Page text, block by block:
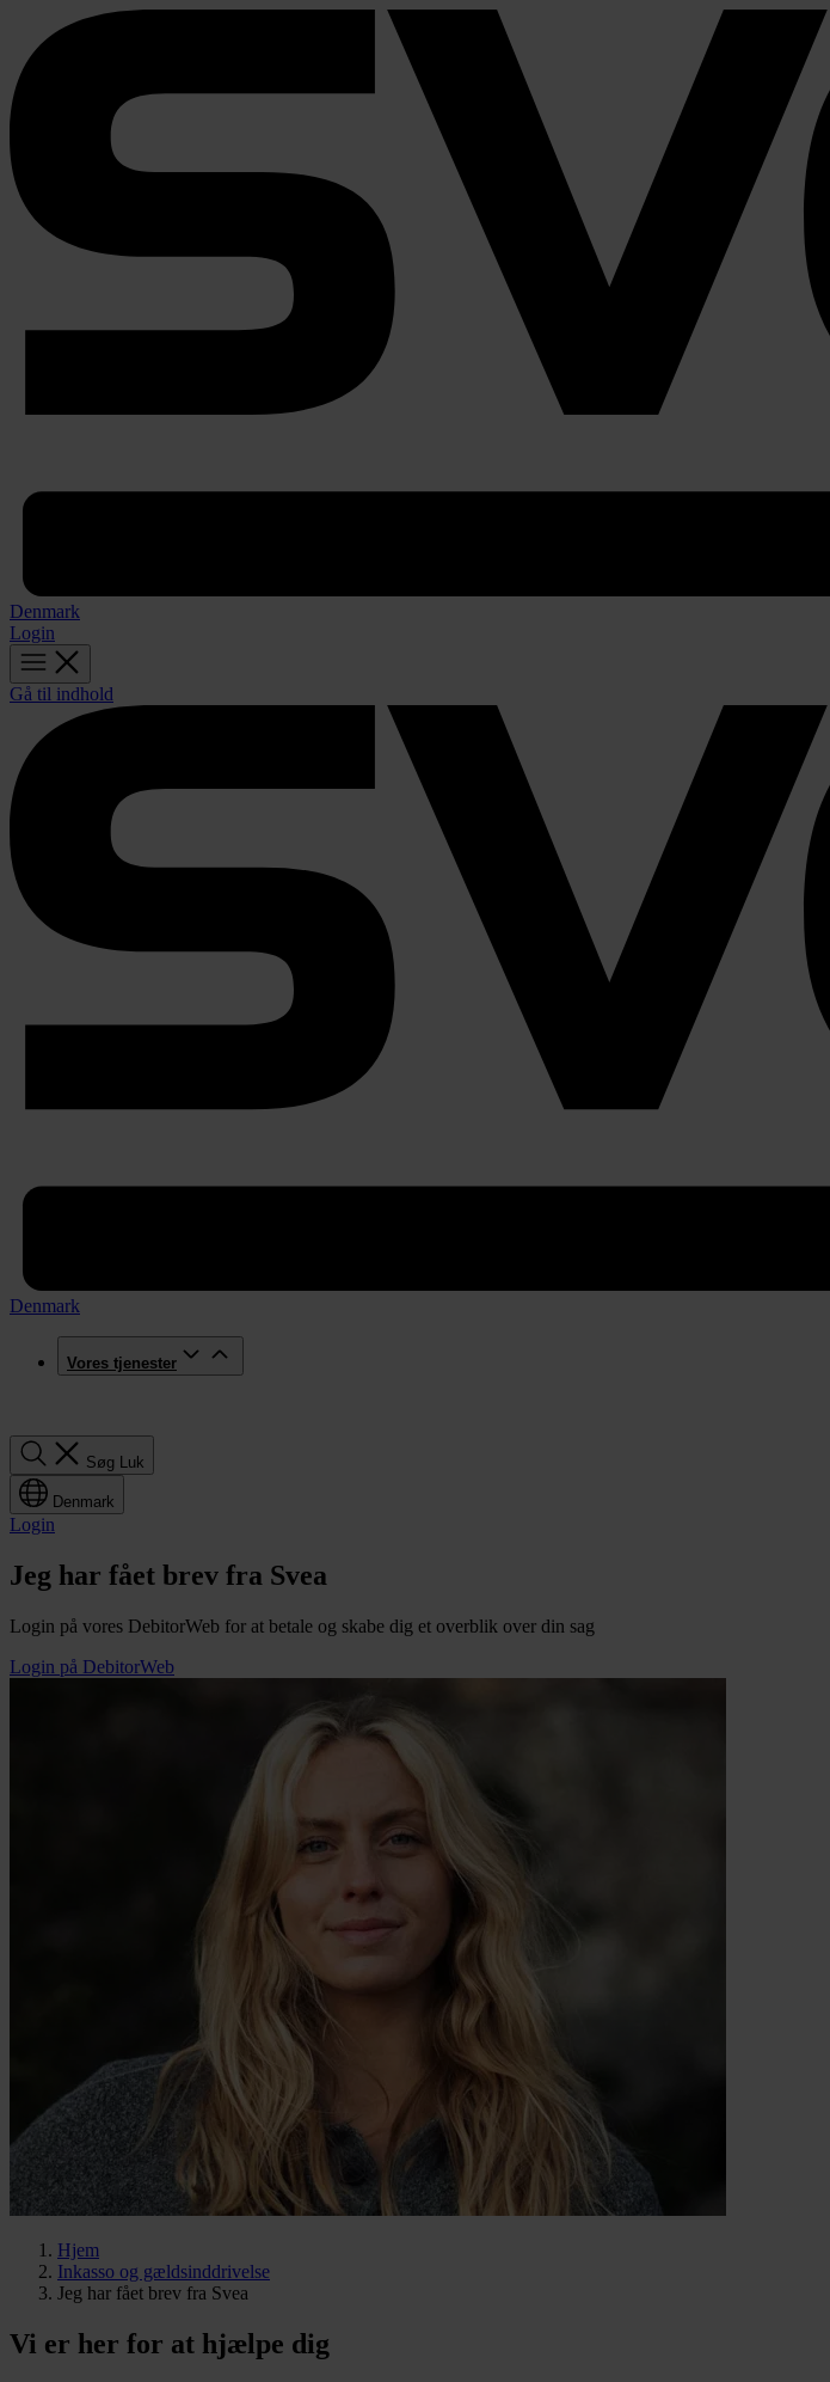
Denmark
Login
Gå til indhold
Denmark
Vores tjenester
Søg Luk
Denmark
Login
Jeg har fået brev fra Svea
Login på vores DebitorWeb for at betale og skabe dig et overblik over din sag
Login på DebitorWeb
Hjem
Inkasso og gældsinddrivelse
Jeg har fået brev fra Svea
Vi er her for at hjælpe dig